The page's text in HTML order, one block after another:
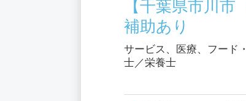
【千葉県市川
補助あり
サービス、医療、フード
士／栄養士